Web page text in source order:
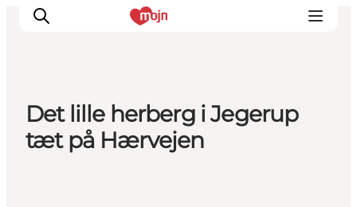
Oplevelser
Byer & Steder
Det lille herberg i Jegerup
tæt på Hærvejen